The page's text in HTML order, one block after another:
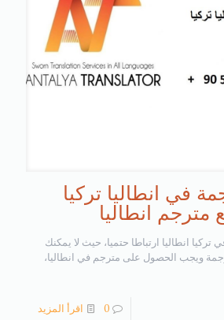
في انطاليا تركيا
تركيا انطاليا ارتباطا حتميا، حيث لا يمكنك
ويجب الحصول على مترجم في انطاليا،
0 اقرأ المزيد